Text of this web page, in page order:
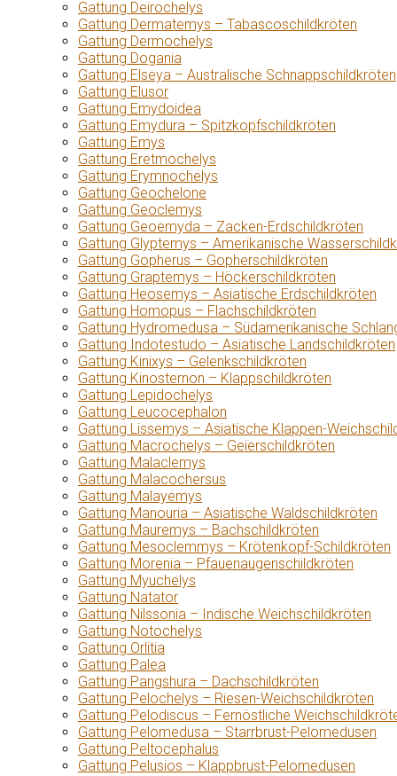
Gattung Deirochelys
Gattung Dermatemys – Tabascoschildkröten
Gattung Dermochelys
Gattung Dogania
Gattung Elseya – Australische Schnappschildkröten
Gattung Elusor
Gattung Emydoidea
Gattung Emydura – Spitzkopfschildkröten
Gattung Emys
Gattung Eretmochelys
Gattung Erymnochelys
Gattung Geochelone
Gattung Geoclemys
Gattung Geoemyda – Zacken-Erdschildkröten
Gattung Glyptemys – Amerikanische
Gattung Gopherus – Gopherschildkröten
Gattung Graptemys – Höckerschildkröten
Gattung Heosemys – Asiatische Erdschildkröten
Gattung Homopus – Flachschildkröten
Gattung Hydromedusa – Südamerikanische
Gattung Indotestudo – Asiatische Landschildkröten
Gattung Kinixys – Gelenkschildkröten
Gattung Kinosternon – Klappschildkröten
Gattung Lepidochelys
Gattung Leucocephalon
Gattung Lissemys – Asiatische Klappen-
Gattung Macrochelys – Geierschildkröten
Gattung Malaclemys
Gattung Malacochersus
Gattung Malayemys
Gattung Manouria – Asiatische Waldschildkröten
Gattung Mauremys – Bachschildkröten
Gattung Mesoclemmys – Krötenkopf-Schildkröten
Gattung Morenia – Pfauenaugenschildkröten
Gattung Myuchelys
Gattung Natator
Gattung Nilssonia – Indische Weichschildkröten
Gattung Notochelys
Gattung Orlitia
Gattung Palea
Gattung Pangshura – Dachschildkröten
Gattung Pelochelys – Riesen-Weichschildkröten
Gattung Pelodiscus – Fernöstliche
Gattung Pelomedusa – Starrbrust-Pelomedusen
Gattung Peltocephalus
Gattung Pelusios – Klappbrust-Pelomedusen